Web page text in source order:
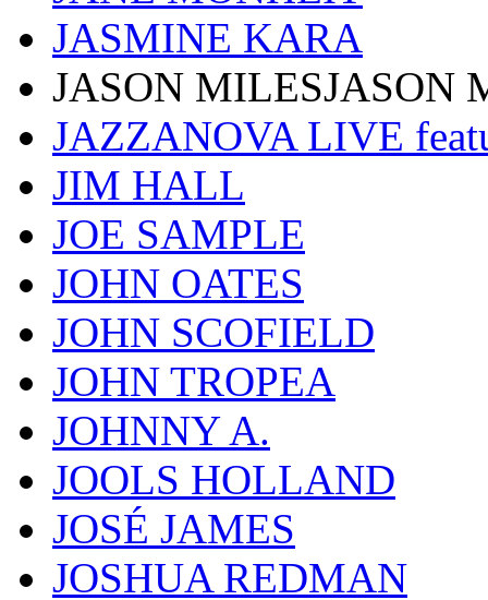
JASMINE KARA
JASON MILESJASON
JAZZANOVA LIVE
JIM HALL
JOE SAMPLE
JOHN OATES
JOHN SCOFIELD
JOHN TROPEA
JOHNNY A.
JOOLS HOLLAND
JOSÉ JAMES
JOSHUA REDMAN